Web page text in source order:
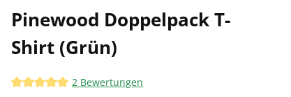
Pinewood Doppelpack T-
Shirt (Grün)
Durchschnittliche Bewertung von 5 von 5 Sternen
2 Bewertungen